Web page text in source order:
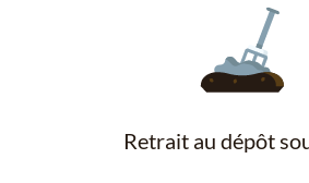
Retrait au dépôt